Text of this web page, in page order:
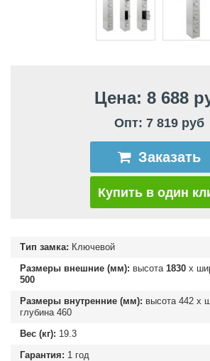
Цена: 8 688
Опт: 7 819 руб
Заказать
Купить в один
Тип замка: Ключевой
Размеры внешние (мм): высота 1830 х
500
Размеры внутренние (мм): высота 442 х
глубина 460
Вес (кг): 19.3
Гарантия: 1 год